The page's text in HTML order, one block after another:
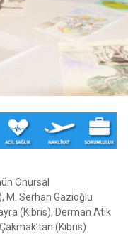
Onursal
M. Serhan Gazioğlu
(Kıbrıs), Derman Atik
(Kıbrıs)